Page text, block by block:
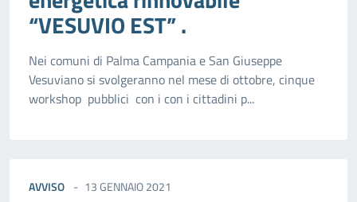
“VESUVIO EST” .
Nei comuni di Palma Campania e San Giuseppe
Vesuviano si svolgeranno nel mese di ottobre, cinque
workshop pubblici con i con i cittadini p...
AVVISO 13 GENNAIO 2021